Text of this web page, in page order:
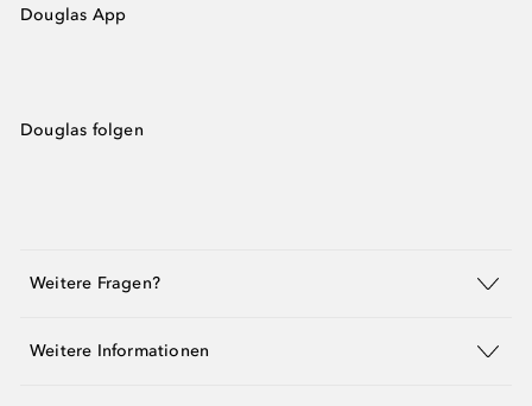
Douglas App
Douglas folgen
Weitere Fragen?
Weitere Informationen